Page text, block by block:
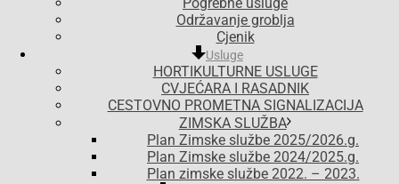
Održavanje groblja
Cjenik
Usluge
HORTIKULTURNE USLUGE
CVJEĆARA I RASADNIK
CESTOVNO PROMETNA SIGNALIZACIJA
ZIMSKA SLUŽBA
Plan Zimske službe 2025/2026.g.
Plan Zimske službe 2024/2025.g.
Plan zimske službe 2022. – 2023.